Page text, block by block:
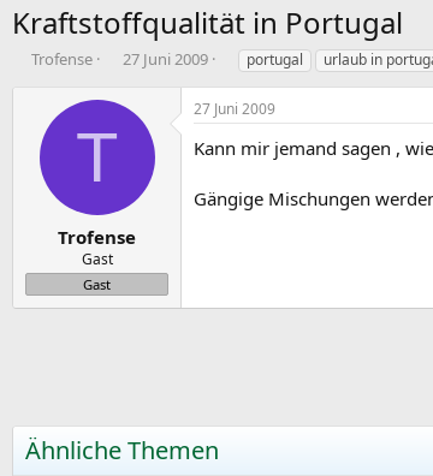
Kraftstoffqualität in Portugal
E
Trofense
E
s
t
a
27 Juni 2009
S
h
l
a
w
o
portugal urlaub in
T
Trofense
Gast
Gast
27 Juni 2009
Kann mir jemand sagen ,
Gängige Mischungen
Ähnliche Themen